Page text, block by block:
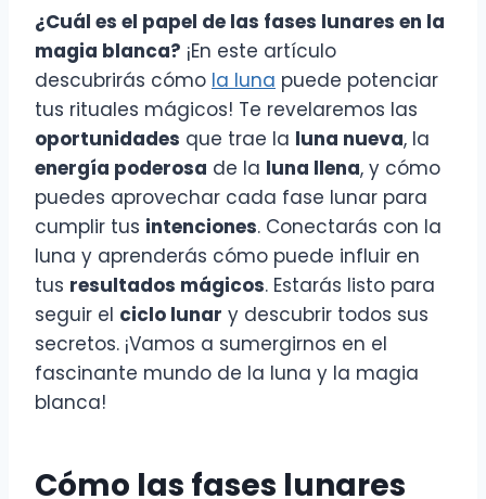
¿Cuál es el papel de las fases lunares en la
magia blanca? ¡En este artículo
descubrirás cómo la luna puede potenciar
tus rituales mágicos! Te revelaremos las
oportunidades que trae la luna nueva, la
energía poderosa de la luna llena, y cómo
puedes aprovechar cada fase lunar para
cumplir tus intenciones. Conectarás con la
luna y aprenderás cómo puede influir en
tus resultados mágicos. Estarás listo para
seguir el ciclo lunar y descubrir todos sus
secretos. ¡Vamos a sumergirnos en el
fascinante mundo de la luna y la magia
blanca!
Cómo las fases lunares